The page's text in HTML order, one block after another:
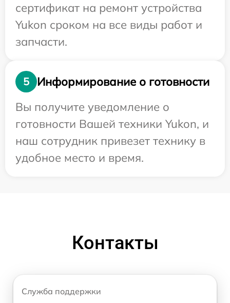
сертификат на ремонт устройства
Yukon сроком на все виды работ и
запчасти.
5
Информирование о готовности
Вы получите уведомление о
готовности Вашей техники Yukon, и
наш сотрудник привезет технику в
удобное место и время.
Контакты
Служба поддержки